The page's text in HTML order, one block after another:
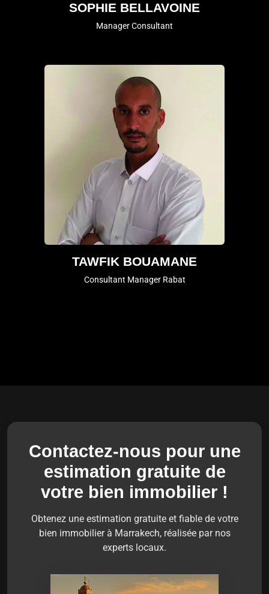
SOPHIE BELLAVOINE
Manager Consultant
TAWFIK BOUAMANE
Consultant Manager Rabat
Contactez-nous pour une
estimation gratuite de
votre bien immobilier !
Obtenez une estimation gratuite et fiable de votre
bien immobilier à Marrakech, réalisée par nos
experts locaux.